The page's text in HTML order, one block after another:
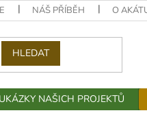
NÁŠ PŘÍBĚH O
HLEDAT
UKÁZKY NAŠICH PROJEKTŮ